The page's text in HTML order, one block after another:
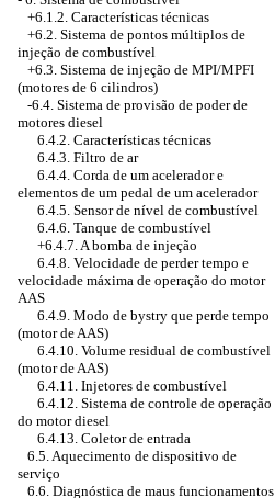
+6.1.2. Características técnicas
+6.2. Sistema de pontos múltiplos de
injeção de combustível
+6.3. Sistema de injeção de MPI/MPFI
(motores de 6 cilindros)
-6.4. Sistema de provisão de poder de
motores diesel
6.4.2. Características técnicas
6.4.3. Filtro de ar
6.4.4. Corda de um acelerador e
elementos de um pedal de um acelerador
6.4.5. Sensor de nível de combustível
6.4.6. Tanque de combustível
+6.4.7. A bomba de injeção
6.4.8. Velocidade de perder tempo e
velocidade máxima de operação do motor
AAS
6.4.9. Modo de bystry que perde tempo
(motor de AAS)
6.4.10. Volume residual de combustível
(motor de AAS)
6.4.11. Injetores de combustível
6.4.12. Sistema de controle de operação
do motor diesel
6.4.13. Coletor de entrada
6.5. Aquecimento de dispositivo de
serviço
6.6. Diagnóstica de maus funcionamentos